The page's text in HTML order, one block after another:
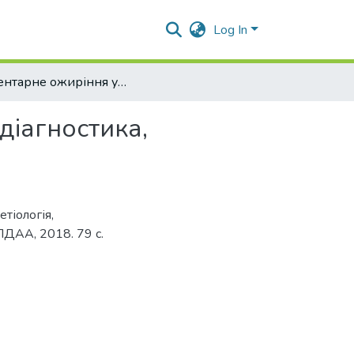
Log In
Аліментарне ожиріння у свійських котів (етіологія, діагностика, профілактика)
ПДАА, 2018. 79 с.